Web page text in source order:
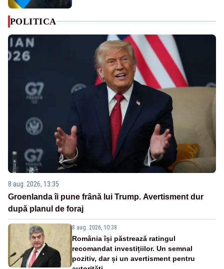
POLITICA
8 aug. 2026, 13:35
Groenlanda îi pune frână lui Trump. Avertisment dur
după planul de foraj
8 aug. 2026, 10:38
România își păstrează ratingul
recomandat investițiilor. Un semnal
pozitiv, dar și un avertisment pentru